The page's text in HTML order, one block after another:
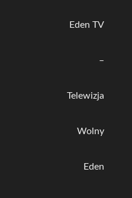
Eden TV
–
Telewizja
Wolny
Eden